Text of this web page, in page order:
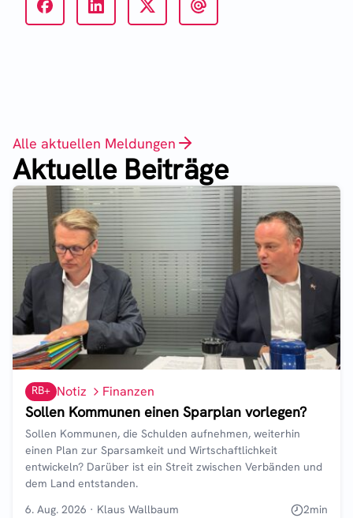
Alle aktuellen Meldungen
Aktuelle Beiträge
RB+ Notiz Finanzen
Sollen Kommunen einen Sparplan vorlegen?
Sollen Kommunen, die Schulden aufnehmen, weiterhin
einen Plan zur Sparsamkeit und Wirtschaftlichkeit
entwickeln? Darüber ist ein Streit zwischen Verbänden und
dem Land entstanden.
6. Aug. 2026 · Klaus Wallbaum 2min